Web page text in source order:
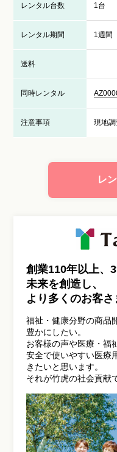
レンタル台数 1台
レンタル期間 1週間
送料
同時レンタル
注意事項 現地
レ
創業110年以上、
未来を創造し、
より多くのお客さ
福祉・健康分野の商品
豊かにしたい。
お客様の声や医療・福
安全で使いやすい医療
きたいと思います。
それが竹虎の社会貢献